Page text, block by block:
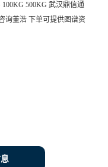
100KG 500KG 武汉鼎信通
询董浩 下单可提供图谱资